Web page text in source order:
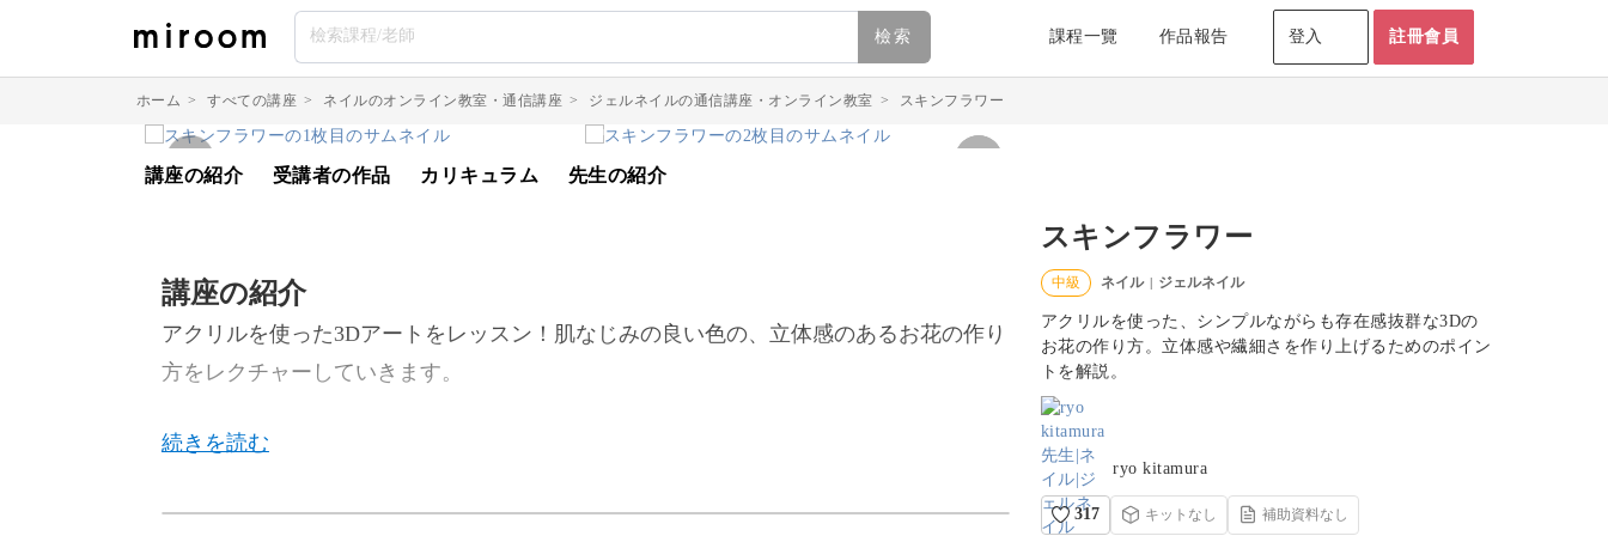
檢索 課程一覽 作品報告 登入 註冊會員
ホーム > すべての講座 > ネイルのオンライン教室・通信講座 > ジェルネイルの通信講座・オンライン教室 > スキンフラワー
スキンフラワー
中級 ネイル | ジェルネイル
アクリルを使った、シンプルながらも存在感抜群な3Dの
お花の作り方。立体感や繊細さを作り上げるためのポイン
トを解説。
ryo kitamura
317 キットなし 補助資料なし
講座の紹介 受講者の作品 カリキュラム 先生の紹介
講座の紹介
アクリルを使った3Dアートをレッスン！肌なじみの良い色の、立体感のあるお花の作り
方をレクチャーしていきます。